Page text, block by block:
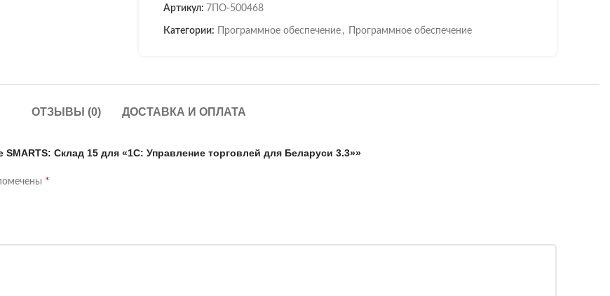
Артикул: 7ПО-500468
Категории: Программное обеспечение , Программное обеспечение
ОТЗЫВЫ (0) ДОСТАВКА И ОПЛАТА
Склад 15 для «1С: Управление торговлей для Беларуси 3.3»»
*